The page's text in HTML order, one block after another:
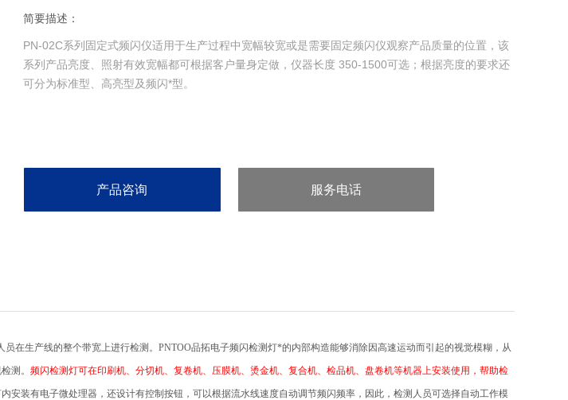
简要描述：
PN-02C系列固定式频闪仪适用于生产过程中宽幅较宽或是需要固定频闪仪观察产品质量的位置，该
系列产品亮度、照射有效宽幅都可根据客户量身定做，仪器长度 350-1500可选；根据亮度的要求还
可分为标准型、高亮型及频闪*型。
产品咨询 服务电话
员在生产线的整个带宽上进行检测。PNTOO品拓电子频闪检测灯*的内部构造能够消除因高速运动而引起的视觉模糊，从
测。频闪检测灯可在印刷机、分切机、复卷机、压膜机、烫金机、复合机、检品机、盘卷机等机器上安装使用，帮助检
安装有电子微处理器，还设计有控制按钮，可以根据流水线速度自动调节频闪频率，因此，检测人员可选择自动工作模